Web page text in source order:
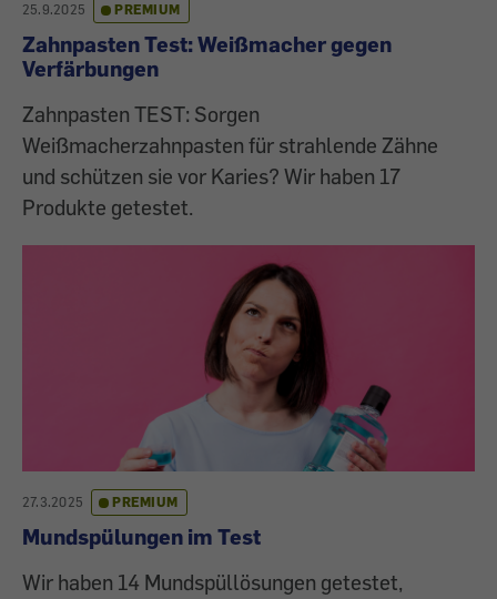
25.9.2025 PREMIUM
Zahnpasten Test: Weißmacher gegen
Verfärbungen
Zahnpasten TEST: Sorgen
Weißmacherzahnpasten für strahlende Zähne
und schützen sie vor Karies? Wir haben 17
Produkte getestet.
27.3.2025 PREMIUM
Mundspülungen im Test
Wir haben 14 Mundspüllösungen getestet,